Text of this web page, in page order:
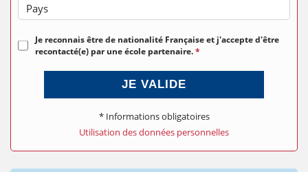
Pays
Je reconnais être de nationalité Française et j'accepte d'être
recontacté(e) par une école partenaire.*
JE VALIDE
* Informations obligatoires
Utilisation des données personnelles